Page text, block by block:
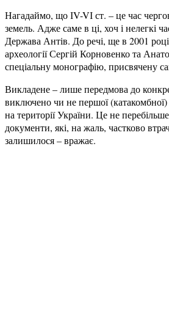
Нагадаймо, що ІV-VІ ст. – це час
земель. Адже саме в ці, хоч і нелегкі
Держава Антів. До речі, ще в 2001
археології Сергій Корновенко та
спеціальну монографію, присвячену
Викладене – лише передмова до
виключено чи не першої (катакомбної)
на території України. Це не
документи, які, на жаль, частково
залишилося – вражає.